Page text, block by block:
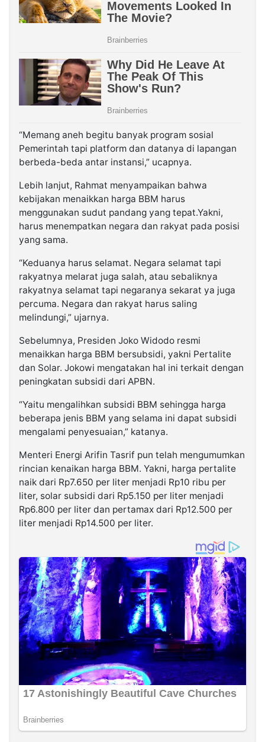
“Memang aneh begitu banyak program sosial
Pemerintah tapi platform dan datanya di lapangan
berbeda-beda antar instansi,” ucapnya.
Lebih lanjut, Rahmat menyampaikan bahwa
kebijakan menaikkan harga BBM harus
menggunakan sudut pandang yang tepat.Yakni,
harus menempatkan negara dan rakyat pada posisi
yang sama.
“Keduanya harus selamat. Negara selamat tapi
rakyatnya melarat juga salah, atau sebaliknya
rakyatnya selamat tapi negaranya sekarat ya juga
percuma. Negara dan rakyat harus saling
melindungi,” ujarnya.
Sebelumnya, Presiden Joko Widodo resmi
menaikkan harga BBM bersubsidi, yakni Pertalite
dan Solar. Jokowi mengatakan hal ini terkait dengan
peningkatan subsidi dari APBN.
“Yaitu mengalihkan subsidi BBM sehingga harga
beberapa jenis BBM yang selama ini dapat subsidi
mengalami penyesuaian,” katanya.
Menteri Energi Arifin Tasrif pun telah mengumumkan
rincian kenaikan harga BBM. Yakni, harga pertalite
naik dari Rp7.650 per liter menjadi Rp10 ribu per
liter, solar subsidi dari Rp5.150 per liter menjadi
Rp6.800 per liter dan pertamax dari Rp12.500 per
liter menjadi Rp14.500 per liter.